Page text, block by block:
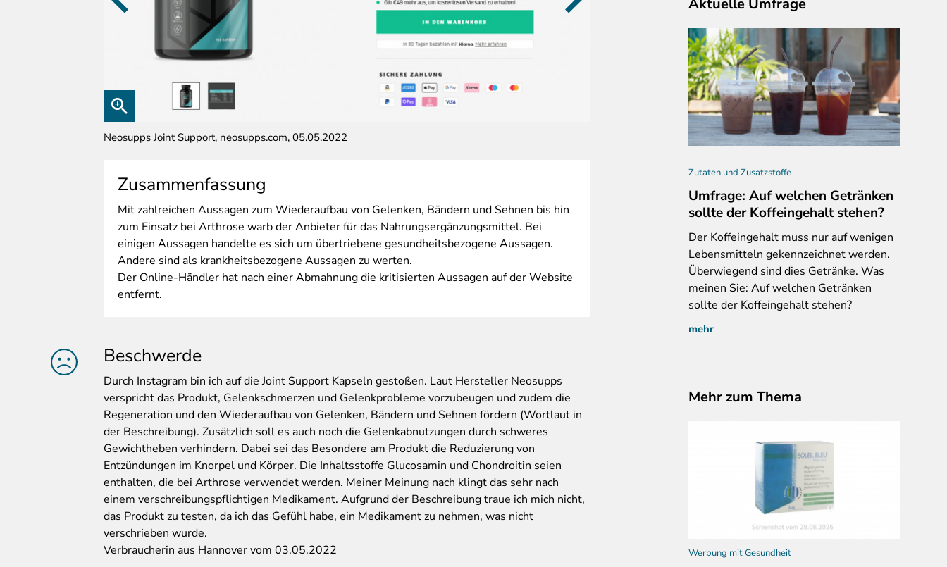
Neosupps Joint Support, neosupps.com, 05.05.2022 alt: Werbung, Neosupps Joint Support, neosupps.com, 05.05.2022; neu:
Zusammenfassung
Mitzahlreichen Aussagen zum Wiederaufbau von Gelenken, Bändern und Sehnen bis hin
zum Einsatz bei Arthrose warb der Anbieter für das Nahrungsergänzungsmittel. Bei
einigen Aussagen handelte es sich um übertriebene gesundheitsbezogene Aussagen.
Andere sind als krankheitsbezogene Aussagen zu werten.
Der Online-Händler hat nach einer Abmahnung die kritisierten Aussagen auf der Website
entfernt.
Beschwerde
Durch Instagram bin ich auf die Joint Support Kapseln gestoßen. Laut Hersteller Neosupps
verspricht das Produkt, Gelenkschmerzen und Gelenkprobleme vorzubeugen und zudem die
Regeneration und den Wiederaufbau von Gelenken, Bändern und Sehnen fördern (Wortlaut in
der Beschreibung). Zusätzlich soll es auch noch die Gelenkabnutzungen durch schweres
Gewichtheben verhindern. Dabei sei das Besondere am Produkt die Reduzierung von
Entzündungen im Knorpel und Körper. Die Inhaltsstoffe Glucosamin und Chondroitin seien
enthalten, die bei Arthrose verwendet werden. Meiner Meinung nach klingt das sehr nach
einem verschreibungspflichtigen Medikament. Aufgrund der Beschreibung traue ich mich nicht,
das Produkt zu testen, da ich das Gefühl habe, ein Medikament zu nehmen, was nicht
verschrieben wurde.
Verbraucherin aus Hannover vom 03.05.2022
Aktuelle Umfrage
Zutaten und Zusatzstoffe
Umfrage: Auf welchen Getränken
sollte der Koffeingehalt stehen?
Der Koffeingehalt muss nur auf wenigen
Lebensmitteln gekennzeichnet werden.
Überwiegend sind dies Getränke. Was
meinen Sie: Auf welchen Getränken
sollte der Koffeingehalt stehen?
mehr
Mehr zum Thema
Werbung mit Gesundheit